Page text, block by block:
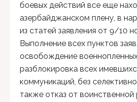
боевых действий все еще
азербайджанском плену, в
из статей заявления от 9/10
Выполнение всех пунктов
освобождение
разблокировка всех
коммуникаций, без
также отказ от воинственной